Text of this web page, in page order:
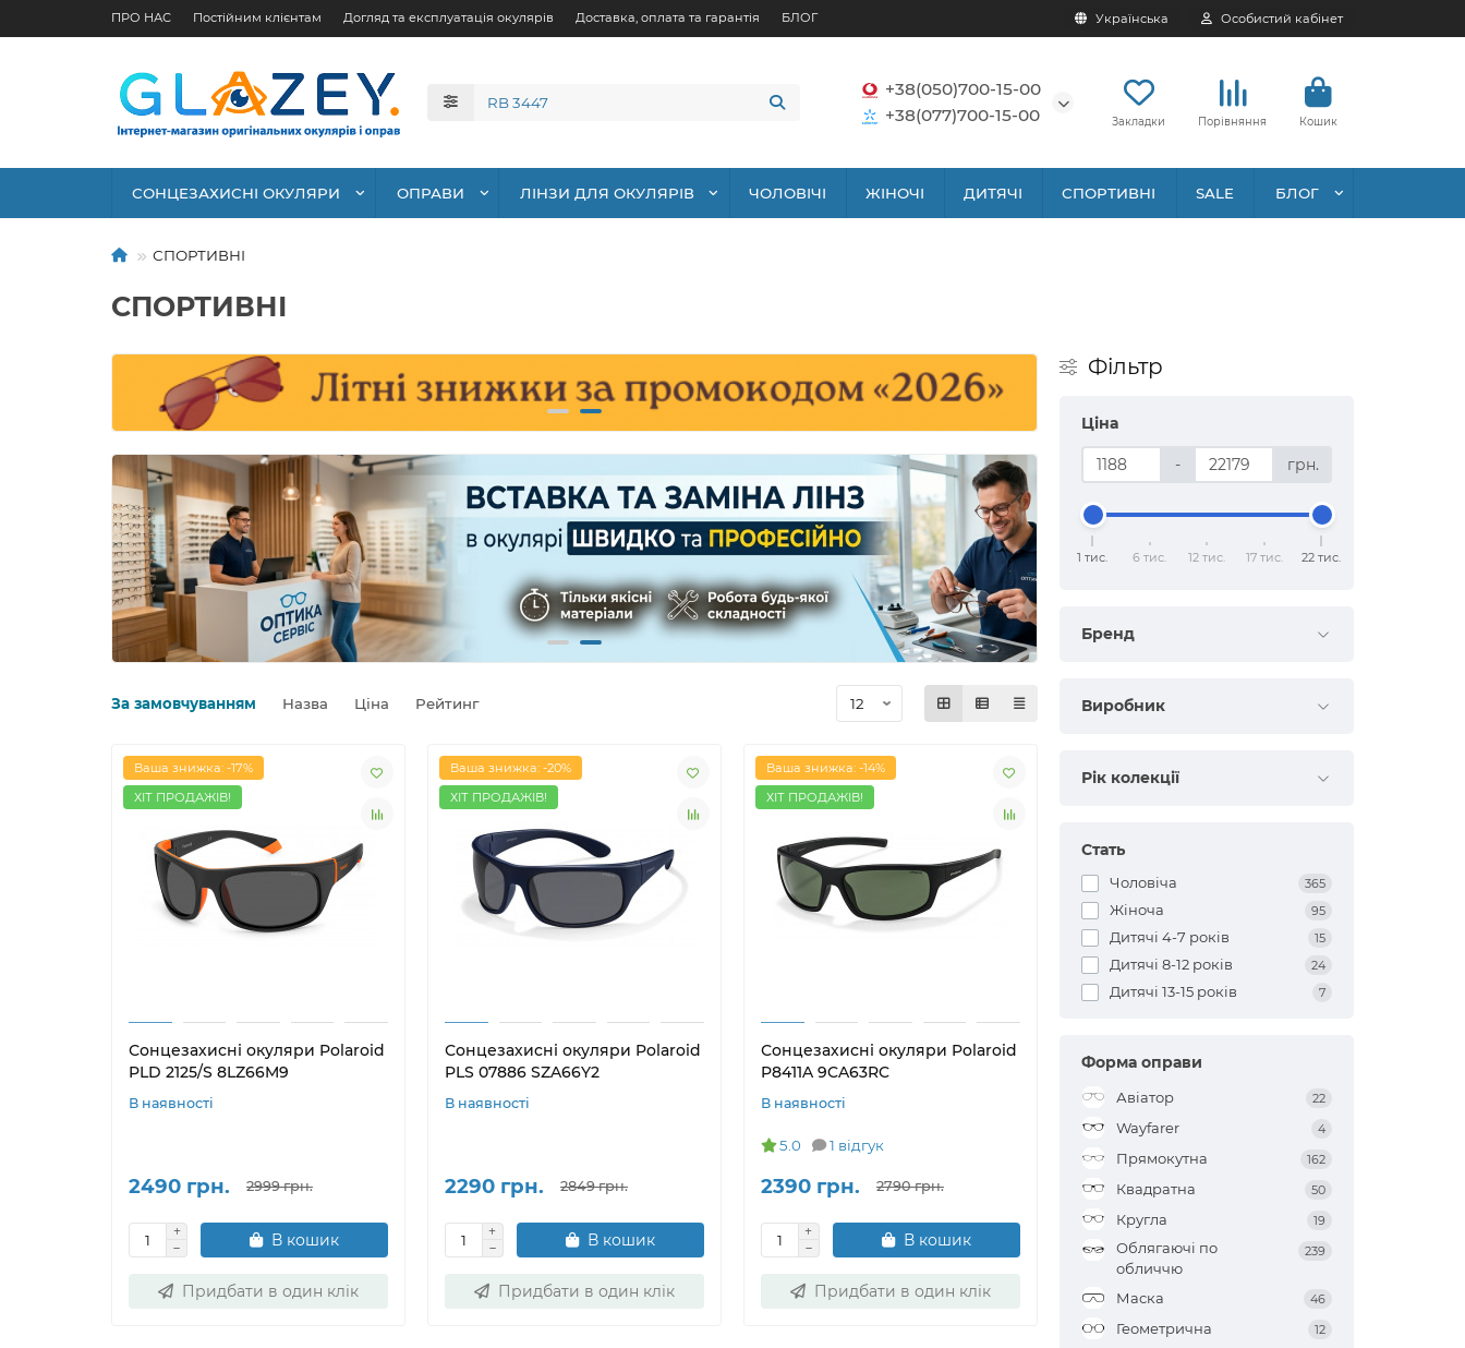
ПРО НАС Постійним клієнтам Догляд та експлуатація окулярів Доставка, оплата та гарантія БЛОГ Українська Особистий кабінет
+38(050)700-15-00
+38(077)700-15-00
Закладки Порівняння Кошик
СОНЦЕЗАХИСНІ ОКУЛЯРИ ОПРАВИ ЛІНЗИ ДЛЯ ОКУЛЯРІВ ЧОЛОВІЧІ ЖІНОЧІ ДИТЯЧІ СПОРТИВНІ SALE БЛОГ
СПОРТИВНІ
СПОРТИВНІ
За замовчуванням Назва Ціна Рейтинг
Ваша знижка: -17%
ХІТ ПРОДАЖІВ!
Сонцезахисні окуляри Polaroid
PLD 2125/S 8LZ66M9
В наявності
2490 грн. 2999 грн.
В кошик
Придбати в один клік
Ваша знижка: -20%
ХІТ ПРОДАЖІВ!
Сонцезахисні окуляри Polaroid
PLS 07886 SZA66Y2
В наявності
2290 грн. 2849 грн.
В кошик
Придбати в один клік
Ваша знижка: -14%
ХІТ ПРОДАЖІВ!
Сонцезахисні окуляри Polaroid
P8411A 9CA63RC
В наявності
5.0 1 відгук
2390 грн. 2790 грн.
В кошик
Придбати в один клік
Фільтр
Ціна
- грн.
1 тис. 6 тис. 12 тис. 17 тис. 22 тис.
Бренд
Виробник
Рік колекції
Стать
Чоловіча 365
Жіноча 95
Дитячі 4-7 років 15
Дитячі 8-12 років 24
Дитячі 13-15 років 7
Форма оправи
Авіатор 22
Wayfarer 4
Прямокутна 162
Квадратна 50
Кругла 19
Облягаючі по
обличчю
239
Маска 46
Геометрична 12